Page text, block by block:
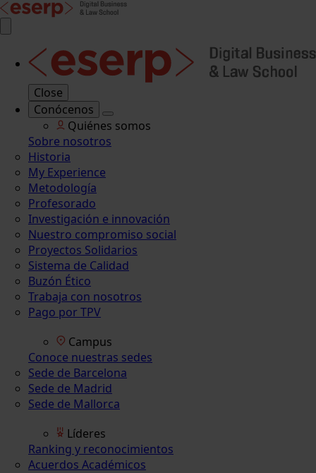
Close
Conócenos
Quiénes somos
Sobre nosotros
Historia
My Experience
Metodología
Profesorado
Investigación e innovación
Nuestro compromiso social
Proyectos Solidarios
Sistema de Calidad
Buzón Ético
Trabaja con nosotros
Pago por TPV
Campus
Conoce nuestras sedes
Sede de Barcelona
Sede de Madrid
Sede de Mallorca
Líderes
Ranking y reconocimientos
Acuerdos Académicos